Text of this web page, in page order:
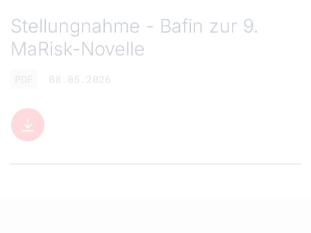
Stellungnahme - Bafin zur 9.
MaRisk-Novelle
08.05.2026